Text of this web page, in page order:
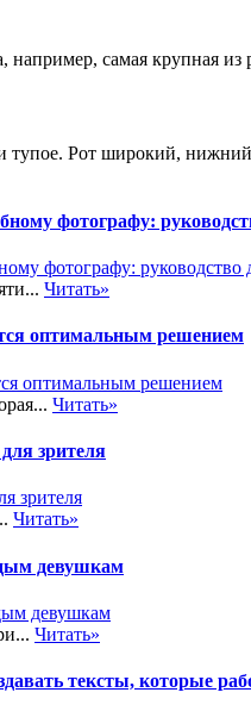
например, самая крупная
тупое. Рот широкий,
фотографу:
Читать»
оптимальным решением
Читать»
зрителя
Читать»
девушкам
Читать»
тексты, которые